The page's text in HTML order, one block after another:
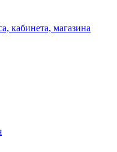
кабинета, магазина